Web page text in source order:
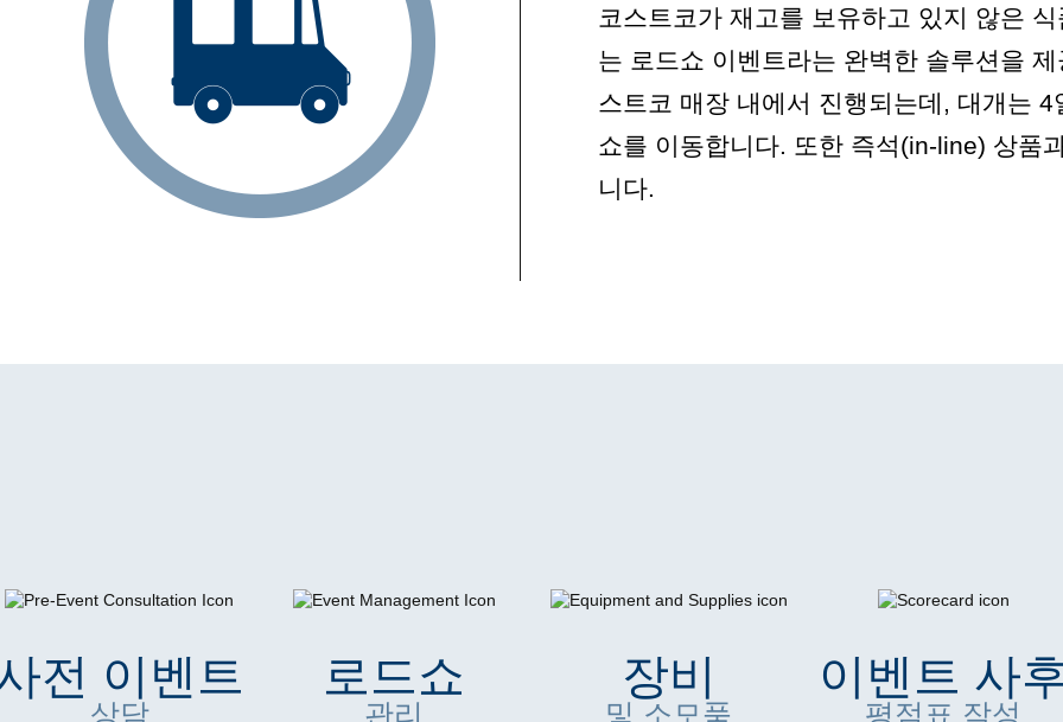
코스트코가 재고를 보유하고 있지 않은
는 로드쇼 이벤트라는 완벽한 솔루션을
스트코 매장 내에서 진행되는데, 대개는
쇼를 이동합니다. 또한 즉석(in-line) 상품
니다.
전 이벤트
상담
로드쇼
관리
장비
및 소모품
이벤트 사
평점표 작성